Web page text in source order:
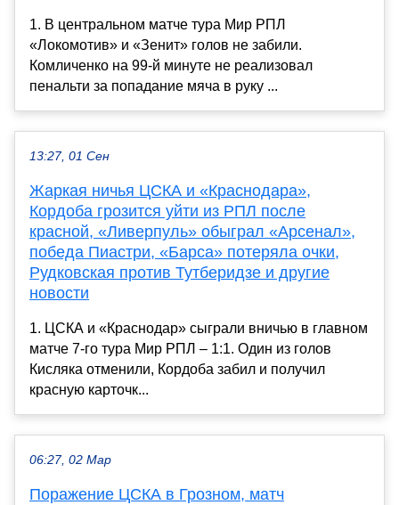
1. В центральном матче тура Мир РПЛ
«Локомотив» и «Зенит» голов не забили.
Комличенко на 99-й минуте не реализовал
пенальти за попадание мяча в руку ...
13:27, 01 Сен
Жаркая ничья ЦСКА и «Краснодара»,
Кордоба грозится уйти из РПЛ после
красной, «Ливерпуль» обыграл «Арсенал»,
победа Пиастри, «Барса» потеряла очки,
Рудковская против Тутберидзе и другие
новости
1. ЦСКА и «Краснодар» сыграли вничью в главном
матче 7-го тура Мир РПЛ – 1:1. Один из голов
Кисляка отменили, Кордоба забил и получил
красную карточк...
06:27, 02 Мар
Поражение ЦСКА в Грозном, матч